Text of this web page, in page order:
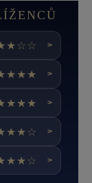
>
>
>
>
>